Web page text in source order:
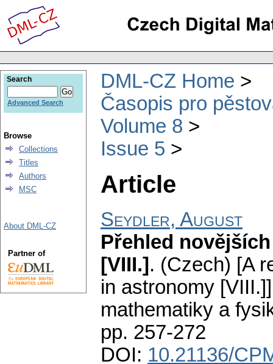
DML-CZ Home
Časopis pro
Volume 8
Issue 5
Article
Seydler, August
Přehled
[VIII.] . (Czech) [A
in astronomy
mathematiky a
pp. 257-272
DOI: 10.21136/
Search
Advanced Search
Browse
Collections
Titles
Authors
MSC
About DML-CZ
Partner of